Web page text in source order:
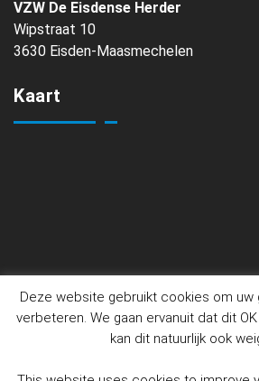
VZW De Eisdense Herder
Wipstraat 10
3630 Eisden-Maasmechelen
Kaart
Deze website gebruikt cookies om uw
verbeteren. We gaan ervanuit dat dit
kan dit natuurlijk ook